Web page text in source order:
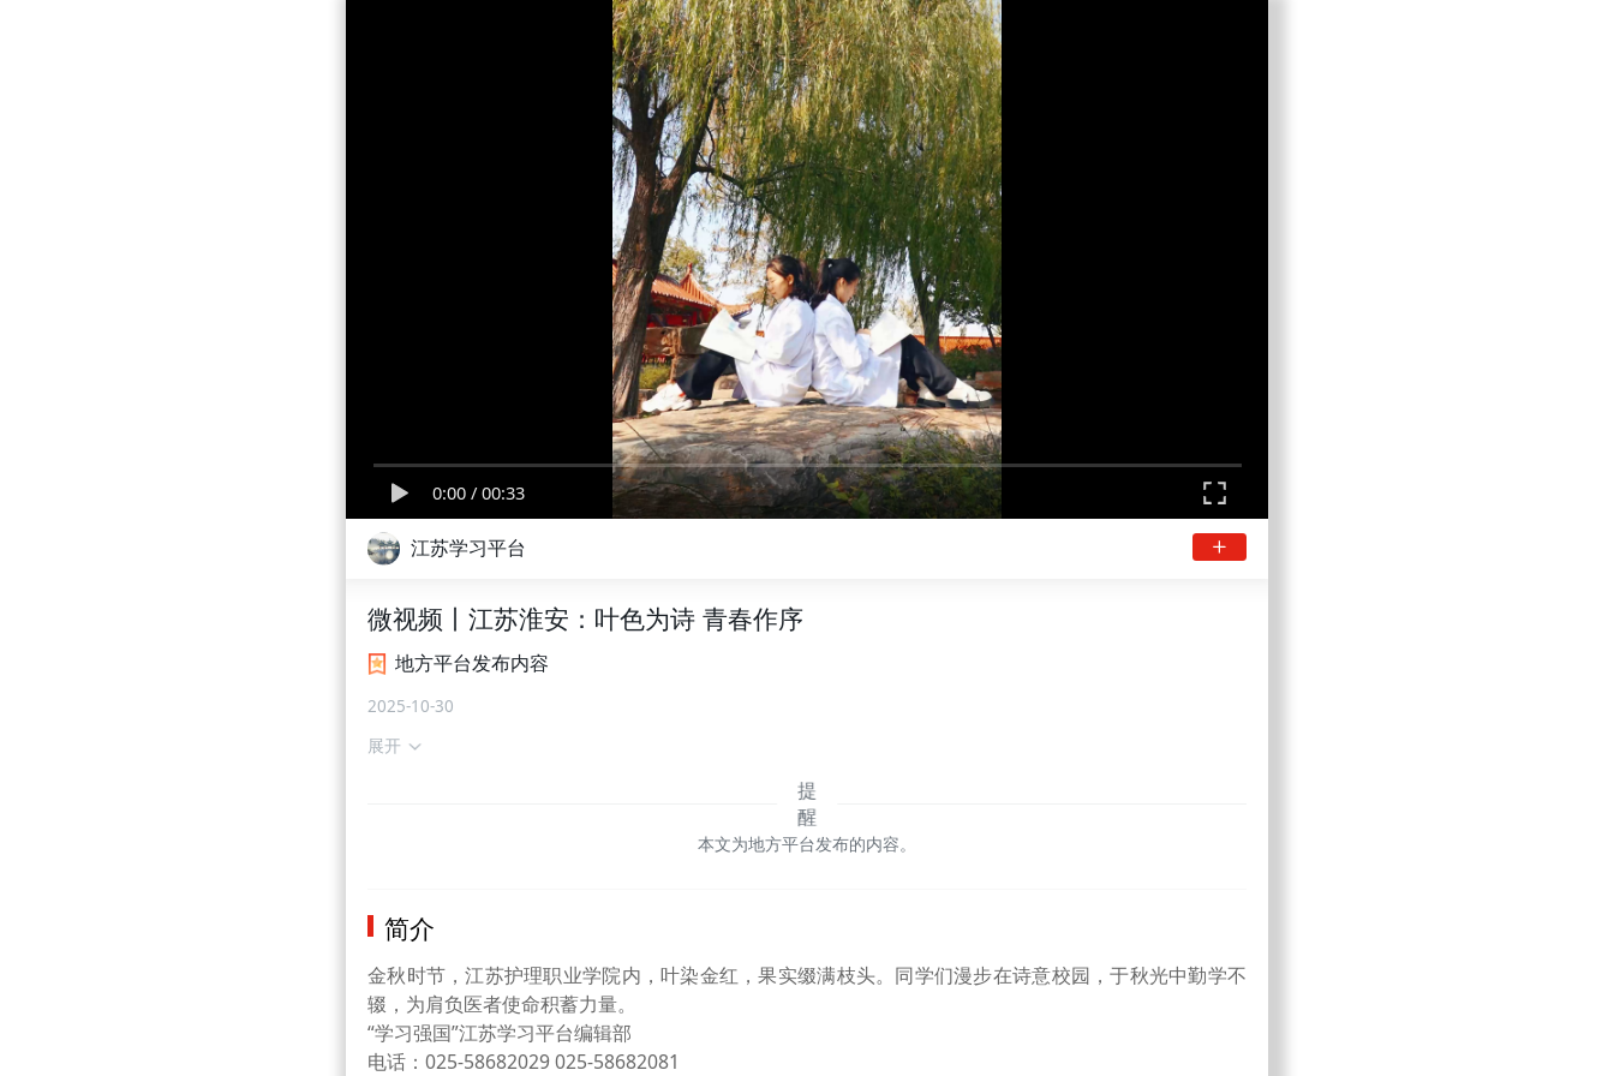
0:00/00:33
江苏学习平台
微视频丨江苏淮安：叶色为诗 青春作序
地方平台发布内容
2025-10-30
展开
本文为地方平台发布的内容。
简介
金秋时节，江苏护理职业学院内，叶染金红，果实缀满枝头。同学们漫步在诗意校园，于秋光中勤学不
辍，为肩负医者使命积蓄力量。
“学习强国”江苏学习平台编辑部
电话：025-58682029 025-58682081